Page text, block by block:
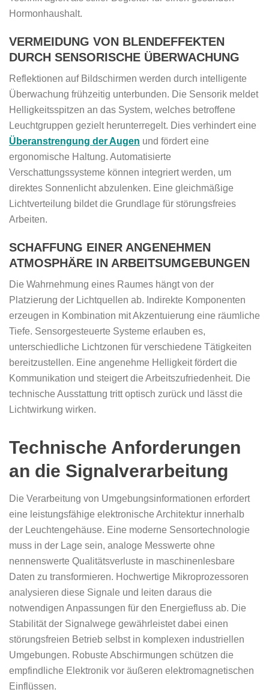
Hormonhaushalt.
VERMEIDUNG VON BLENDEFFEKTEN
DURCH SENSORISCHE ÜBERWACHUNG
Reflektionen auf Bildschirmen werden durch intelligente
Überwachung frühzeitig unterbunden. Die Sensorik meldet
Helligkeitsspitzen an das System, welches betroffene
Leuchtgruppen gezielt herunterregelt. Dies verhindert eine
Überanstrengung der Augen und fördert eine
ergonomische Haltung. Automatisierte
Verschattungssysteme können integriert werden, um
direktes Sonnenlicht abzulenken. Eine gleichmäßige
Lichtverteilung bildet die Grundlage für störungsfreies
Arbeiten.
SCHAFFUNG EINER ANGENEHMEN
ATMOSPHÄRE IN ARBEITSUMGEBUNGEN
Die Wahrnehmung eines Raumes hängt von der
Platzierung der Lichtquellen ab. Indirekte Komponenten
erzeugen in Kombination mit Akzentuierung eine räumliche
Tiefe. Sensorgesteuerte Systeme erlauben es,
unterschiedliche Lichtzonen für verschiedene Tätigkeiten
bereitzustellen. Eine angenehme Helligkeit fördert die
Kommunikation und steigert die Arbeitszufriedenheit. Die
technische Ausstattung tritt optisch zurück und lässt die
Lichtwirkung wirken.
Technische Anforderungen
an die Signalverarbeitung
Die Verarbeitung von Umgebungsinformationen erfordert
eine leistungsfähige elektronische Architektur innerhalb
der Leuchtengehäuse. Eine moderne Sensortechnologie
muss in der Lage sein, analoge Messwerte ohne
nennenswerte Qualitätsverluste in maschinenlesbare
Daten zu transformieren. Hochwertige Mikroprozessoren
analysieren diese Signale und leiten daraus die
notwendigen Anpassungen für den Energiefluss ab. Die
Stabilität der Signalwege gewährleistet dabei einen
störungsfreien Betrieb selbst in komplexen industriellen
Umgebungen. Robuste Abschirmungen schützen die
empfindliche Elektronik vor äußeren elektromagnetischen
Einflüssen.